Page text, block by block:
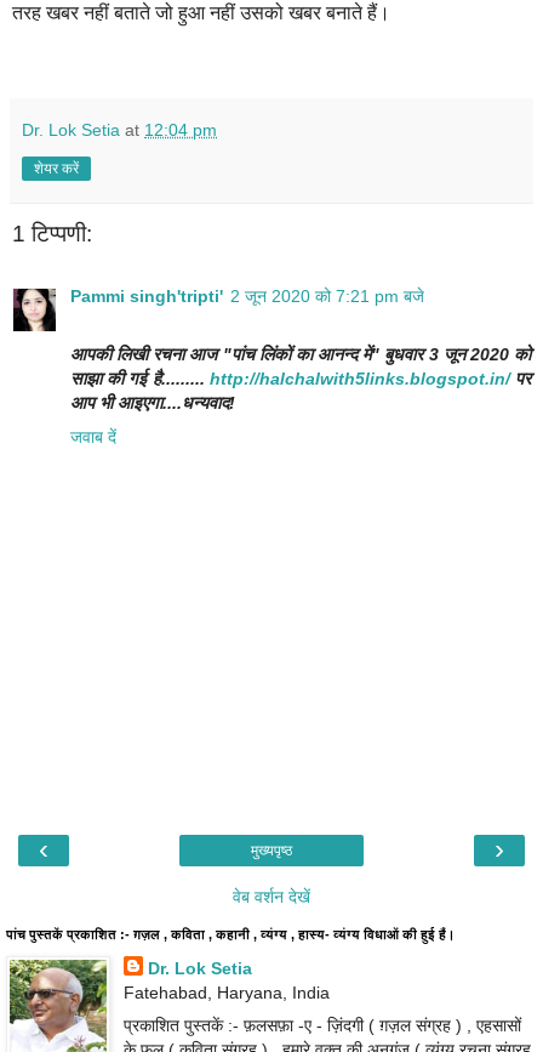
तरह खबर नहीं बताते जो हुआ नहीं उसको खबर बनाते हैं।
Dr. Lok Setia at 12:04 pm
शेयर करें
1 टिप्पणी:
Pammi singh'tripti' 2 जून 2020 को 7:21 pm बजे
आपकी लिखी रचना आज "पांच लिंकों का आनन्द में" बुधवार 3 जून 2020 को
साझा की गई है......... http://halchalwith5links.blogspot.in/ पर
आप भी आइएगा....धन्यवाद!
जवाब दें
‹ ›
मुख्यपृष्ठ
वेब वर्शन देखें
पांच पुस्तकें प्रकाशित :- ग़ज़ल , कविता , कहानी , व्यंग्य , हास्य- व्यंग्य विधाओं की हुई हैं।
Dr. Lok Setia
Fatehabad, Haryana, India
प्रकाशित पुस्तकें :- फ़लसफ़ा -ए - ज़िंदगी ( ग़ज़ल संग्रह ) , एहसासों